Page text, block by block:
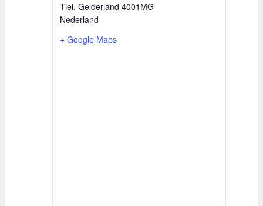
Tiel, Gelderland 4001MG
Nederland
+ Google Maps